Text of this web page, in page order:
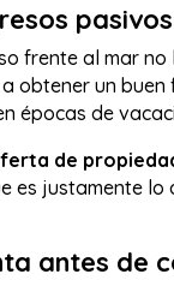
pasivos
frente al mar
obtener un
épocas de
de
es justamente
antes de